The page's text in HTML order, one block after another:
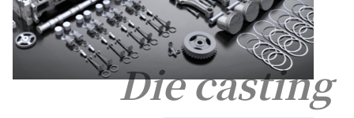
Die casting